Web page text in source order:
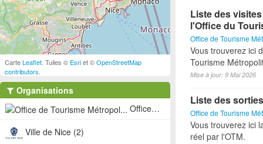
Liste des
l'Office du
Office de Tourisme
Vous trouverez ici
Tourisme
Mise à jour: 9 Mai 2026
Liste des
Office de Tourisme
Vous trouverez ici
réel par l'OTM.
CarteLeaflet . Tuiles © Esriet ©OpenStreetMap
contributors
Organisations
Office de Tourisme Métropol... (3)
Ville de Nice (2)